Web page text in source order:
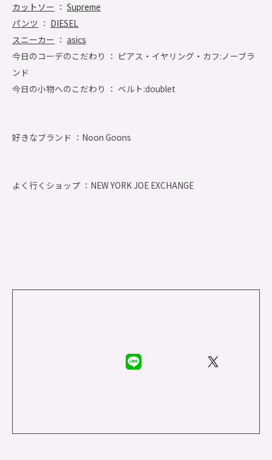
カットソー ： Supreme
パンツ ： DIESEL
スニーカー ： asics
今日のコーデのこだわり ： ピアス・イヤリング・カフ:ノーブラ
ンド
今日の小物へのこだわり ： ベルト:doublet
好きなブランド ： Noon Goons
よく行くショップ ： NEW YORK JOE EXCHANGE